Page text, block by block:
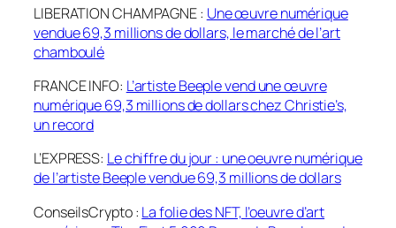
LIBERATION CHAMPAGNE : Une œuvre numérique
vendue 69,3 millions de dollars, le marché de l’art
chamboulé
FRANCE INFO: L’artiste Beeple vend une œuvre
numérique 69,3 millions de dollars chez Christie’s,
un record
L’EXPRESS: Le chiffre du jour : uneoeuvrenumérique
de l’artisteBeeplevendue 69,3 millions de dollars
ConseilsCrypto: La folie des NFT, l’oeuvre d’art